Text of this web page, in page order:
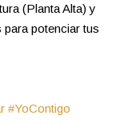
(Planta Alta) y
para potenciar tus
#YoContigo